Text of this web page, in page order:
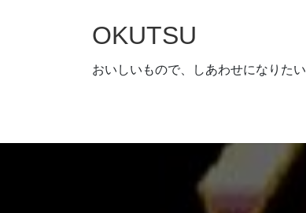
キ
に
OKUTSU
おいしいもので、しあわせになりたい